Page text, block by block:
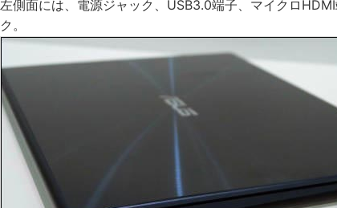
左側面には、電源ジャック、USB3.0端子、マイクロ
ク。